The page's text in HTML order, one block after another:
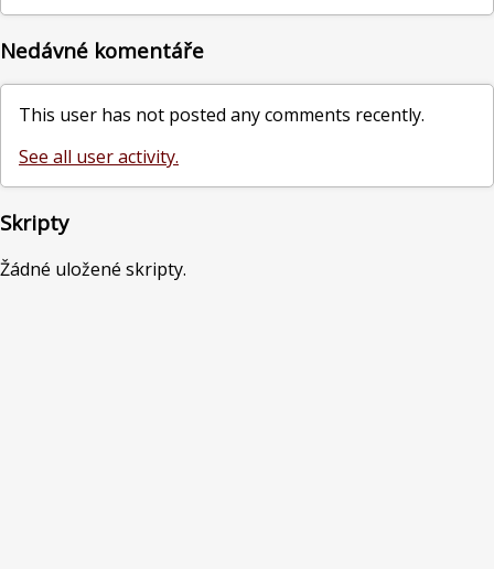
Nedávné komentáře
This user has not posted any comments recently.
See all user activity.
Skripty
Žádné uložené skripty.